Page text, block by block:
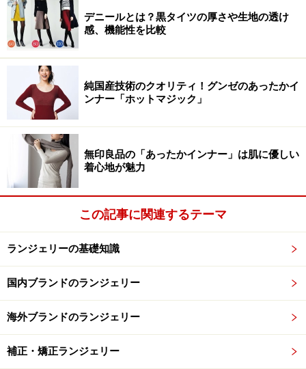
デニールとは？黒タイツの厚さや生地の透け
感、機能性を比較
純国産技術のクオリティ！グンゼのあったかイ
ンナー「ホットマジック」
無印良品の「あったかインナー」は肌に優しい
着心地が魅力
この記事に関連するテーマ
ランジェリーの基礎知識
国内ブランドのランジェリー
海外ブランドのランジェリー
補正・矯正ランジェリー